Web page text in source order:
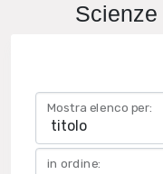
Mostra elenco per:
in ordine: